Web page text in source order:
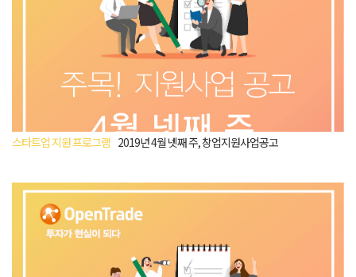
스타트업 지원 프로그램 2019년 4월 넷째 주, 창업지원사업공고